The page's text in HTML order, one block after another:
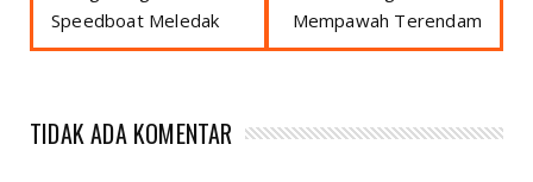
Speedboat Meledak
Mempawah Terendam
TIDAK ADA KOMENTAR